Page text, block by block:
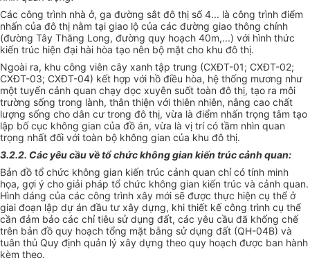
Các công trình nhà ở, ga đường sắt đô thị số 4... là công trình điểm
nhấn của đô thị nằm tại giao lộ của các đường giao thông chính
(đường Tây Thăng Long, đường quy hoạch 40m,...) với hình thức
kiến trúc hiện đại hài hòa tạo nên bộ mặt cho khu đô thị.
Ngoài ra, khu công viên cây xanh tập trung (CXĐT-01; CXĐT-02;
CXĐT-03; CXĐT-04) kết hợp với hồ điều hòa, hệ thống mương như
một tuyến cảnh quan chạy dọc xuyên suốt toàn đô thị, tạo ra môi
trường sống trong lành, thân thiện với thiên nhiên, nâng cao chất
lượng sống cho dân cư trong đô thị, vừa là điểm nhấn trọng tâm tạo
lập bố cục không gian của đồ án, vừa là vị trí có tầm nhìn quan
trọng nhất đối với toàn bộ không gian của khu đô thị.
3.2.2. Các yêu cầu về tổ chức không gian kiến trúc cảnh quan:
Bản đồ tổ chức không gian kiến trúc cảnh quan chỉ có tính minh
họa, gợi ý cho giải pháp tổ chức không gian kiến trúc và cảnh quan.
Hình dáng của các công trình xây mới sẽ được thực hiện cụ thể ở
giai đoạn lập dự án đầu tư xây dựng, khi thiết kế công trình cụ thể
cần đảm bảo các chỉ tiêu sử dụng đất, các yêu cầu đã khống chế
trên bản đồ quy hoạch tổng mặt bằng sử dụng đất (QH-04B) và
tuân thủ Quy định quản lý xây dựng theo quy hoạch được ban hành
kèm theo.